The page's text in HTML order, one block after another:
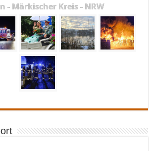
- Märkischer Kreis - NRW